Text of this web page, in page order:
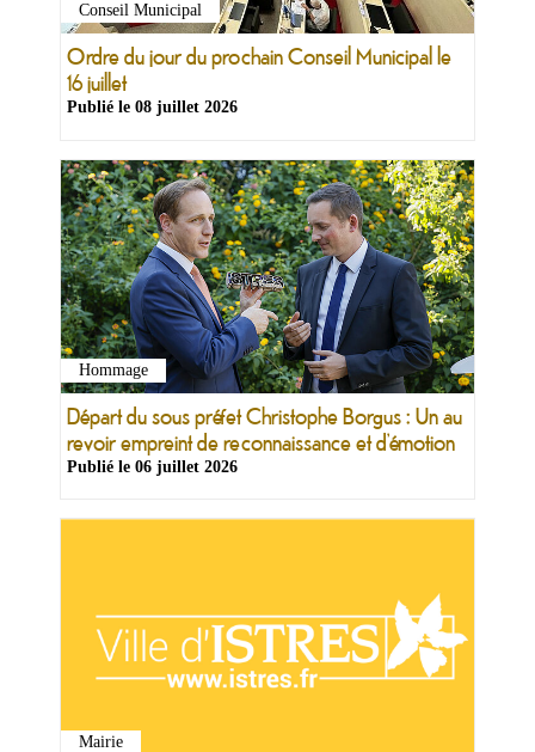
Conseil Municipal
Ordre du jour du prochain Conseil Municipal le
16 juillet
Publié le 08 juillet 2026
Hommage
Départ du sous préfet Christophe Borgus : Un au
revoir empreint de reconnaissance et d’émotion
Publié le 06 juillet 2026
Mairie